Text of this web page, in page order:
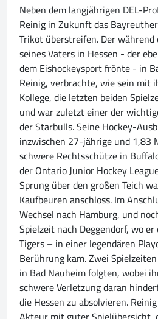
Neben dem langjährigen DEL-
Reinig in Zukunft das Bayreuther
Trikot überstreifen. Der während
seines Vaters in Hessen - der
dem Eishockeysport frönte - in
Reinig, verbrachte, wie sein mit
Kollege, die letzten beiden
und war zuletzt einer der
der Starbulls. Seine Hockey-
inzwischen 27-jährige und 1,83
schwere Rechtsschütze in
der Ontario Junior Hockey
Sprung über den großen Teich
Kaufbeuren anschloss. Im
Wechsel nach Hamburg, und
Spielzeit nach Deggendorf, wo
Tigers – in einer legendären
Berührung kam. Zwei
in Bad Nauheim folgten, wobei
schwere Verletzung daran
die Hessen zu absolvieren.